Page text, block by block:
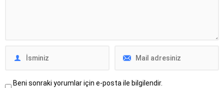
Beni sonraki yorumlar için e-posta ile bilgilendir.